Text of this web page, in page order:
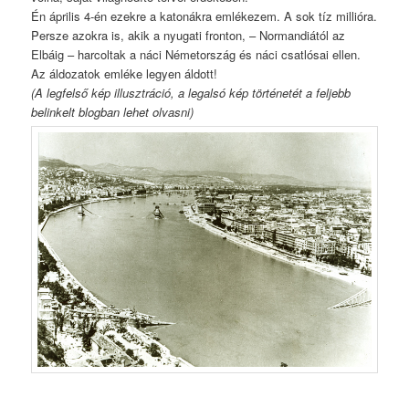
Én április 4-én ezekre a katonákra emlékezem. A sok tíz millióra.
Persze azokra is, akik a nyugati fronton, – Normandiától az
Elbáig – harcoltak a náci Németország és náci csatlósai ellen.
Az áldozatok emléke legyen áldott!
(A legfelső kép illusztráció, a legalsó kép történetét a feljebb
belinkelt blogban lehet olvasni)